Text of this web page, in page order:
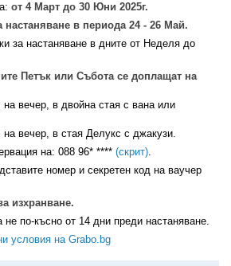
от 4 Март до 30 Юни 2025г.
настаняване в периода 24 - 26 Май.
за настаняване в дните от Неделя до
Петък или Събота се доплащат на
вечер, в двойна стая с вана или
вечер, в стая Делукс с джакузи.
на: 088 96* **** (скрит).
номер и секретен код на ваучер
изхранване.
по-късно от 14 дни преди настаняване.
условия на Grabo.bg